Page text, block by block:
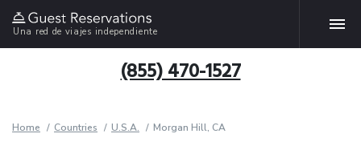
Una red de viajes independiente
(855) 470-1527
Home Countries U.S.A. Morgan Hill, CA